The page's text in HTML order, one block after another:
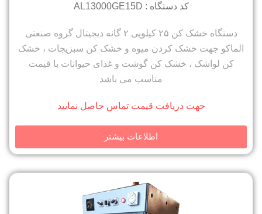
کد دستگاه : AL13000GE15D
دستگاه خشک کن ۲۵ کیلویی ۲ گانه دیجیتال گروه صنعتی
الماکو جهت خشک کردن میوه و خشک کن سبزیجات ، خشک
کن لواشک ، خشک کن گوشت و غذای حیوانات با قیمت
مناسب می باشد
جهت دریافت قیمت تماس حاصل نمایید
اطلاعات بیشتر